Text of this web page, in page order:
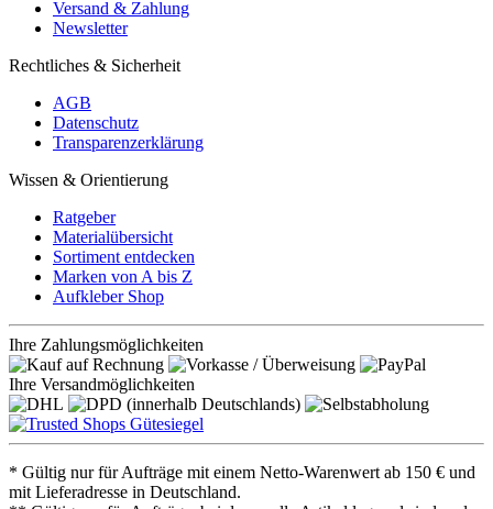
Versand & Zahlung
Newsletter
Rechtliches & Sicherheit
AGB
Datenschutz
Transparenzerklärung
Wissen & Orientierung
Ratgeber
Materialübersicht
Sortiment entdecken
Marken von A bis Z
Aufkleber Shop
Ihre Zahlungsmöglichkeiten
Ihre Versandmöglichkeiten
* Gültig nur für Aufträge mit einem Netto-Warenwert ab 150 € und
mit Lieferadresse in Deutschland.